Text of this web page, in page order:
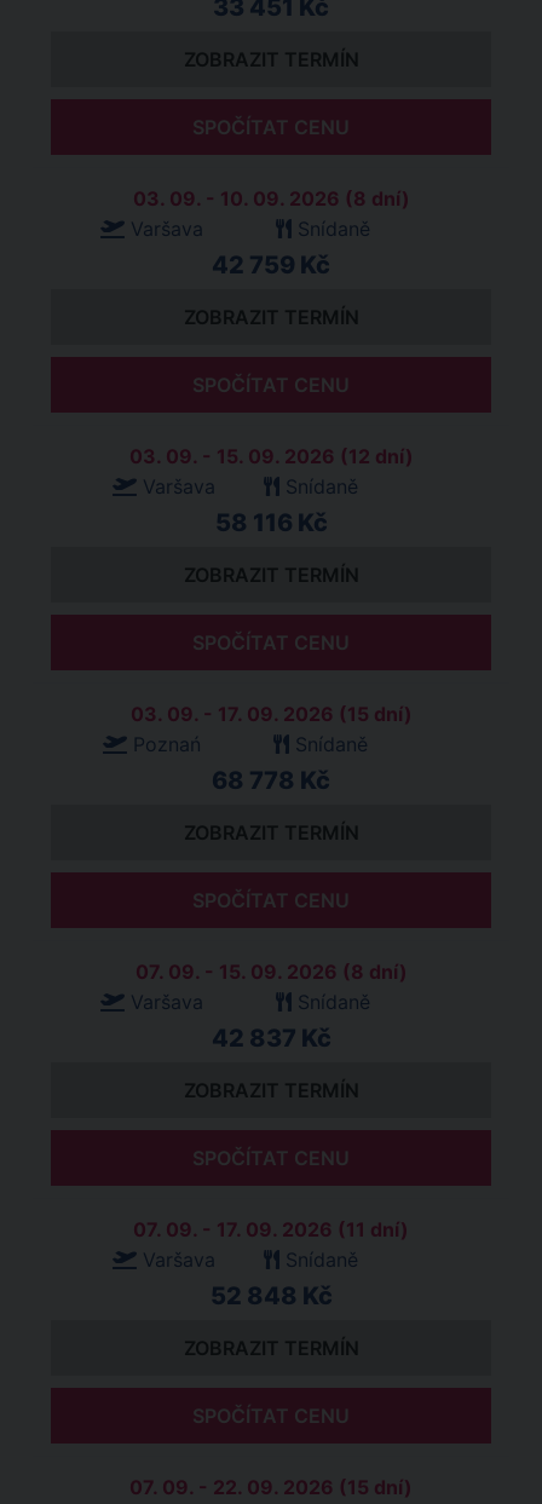
33 451 Kč
ZOBRAZIT TERMÍN
SPOČÍTAT CENU
03. 09. - 10. 09. 2026 (8 dní)
Varšava
Snídaně
42 759 Kč
ZOBRAZIT TERMÍN
SPOČÍTAT CENU
03. 09. - 15. 09. 2026 (12 dní)
Varšava
Snídaně
58 116 Kč
ZOBRAZIT TERMÍN
SPOČÍTAT CENU
03. 09. - 17. 09. 2026 (15 dní)
Poznań
Snídaně
68 778 Kč
ZOBRAZIT TERMÍN
SPOČÍTAT CENU
07. 09. - 15. 09. 2026 (8 dní)
Varšava
Snídaně
42 837 Kč
ZOBRAZIT TERMÍN
SPOČÍTAT CENU
07. 09. - 17. 09. 2026 (11 dní)
Varšava
Snídaně
52 848 Kč
ZOBRAZIT TERMÍN
SPOČÍTAT CENU
07. 09. - 22. 09. 2026 (15 dní)